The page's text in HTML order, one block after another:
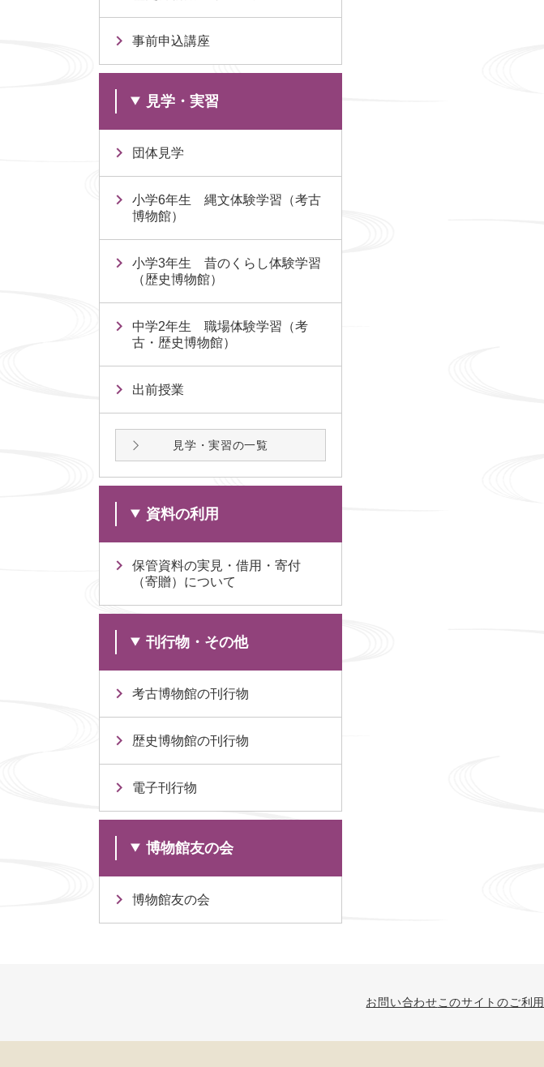
事前申込講座
見学・実習
団体見学
小学6年生 縄文体験学習（考古
博物館）
小学3年生 昔のくらし体験学習
（歴史博物館）
中学2年生 職場体験学習（考
古・歴史博物館）
出前授業
見学・実習の一覧
資料の利用
保管資料の実見・借用・寄付
（寄贈）について
刊行物・その他
考古博物館の刊行物
歴史博物館の刊行物
電子刊行物
博物館友の会
博物館友の会
お問い合わせこのサイトのご利